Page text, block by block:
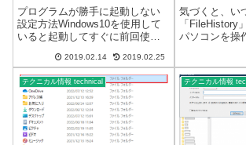
プログラムが勝手に起動しない
設定方法Windows10を使用して
いると起動してすぐに前回使用
ウザなど勝手に起動する場合が
あります。多いときは毎回の起
動時にWEBブラウザが勝手に起
動します。閉じるのも面倒なの
で、...
2019.02.14 2019.02.25
について
気づくと、い
「FileHistory
パソコンを操
「FileHistory
した。このフ
ファイルは、
ァイルの一部
テクニカル情報 technical テクニカル情報